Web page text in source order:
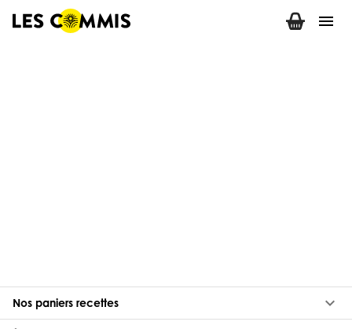
menu
Nos paniers recettes keyboard_arrow_down